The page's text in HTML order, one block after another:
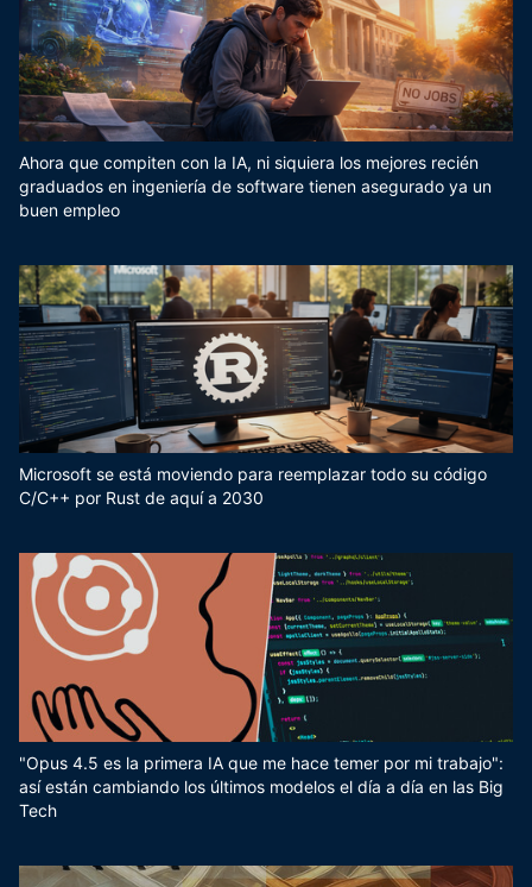
Ahora que compiten con la IA, ni siquiera los mejores recién
graduados en ingeniería de software tienen asegurado ya un
buen empleo
Microsoft se está moviendo para reemplazar todo su código
C/C++ por Rust de aquí a 2030
"Opus 4.5 es la primera IA que me hace temer por mi trabajo":
así están cambiando los últimos modelos el día a día en las Big
Tech